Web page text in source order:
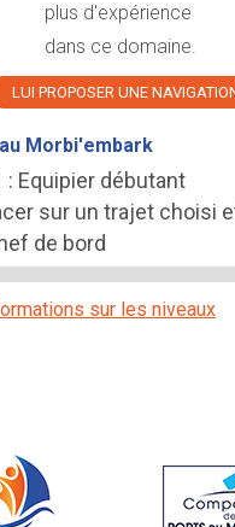
plus d'expérience
dans ce domaine.
LUI PROPOSER UNE
Morbi'embark
: Equipier débutant
sur un trajet choisi
de bord
sur les niveaux